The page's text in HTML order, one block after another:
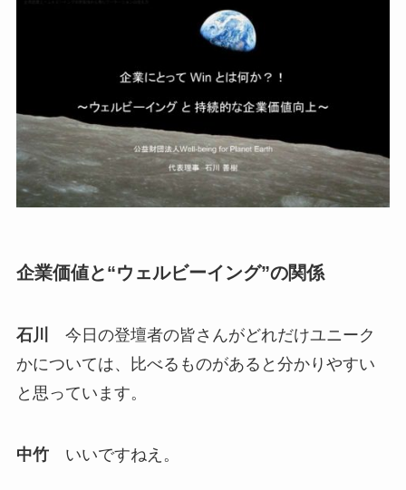
企業価値と“ウェルビーイング”の関係
石川
今日の登壇者の皆さんがどれだけユニーク
かについては、比べるものがあると分かりやすい
と思っています。
中竹いいですねえ。